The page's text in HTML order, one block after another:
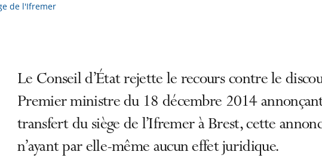
de l'Ifremer
Le Conseil d’État rejette le recours contre le
Premier ministre du 18 décembre 2014
transfert du siège de l’Ifremer à Brest, cette
n’ayant par elle-même aucun effet juridique.